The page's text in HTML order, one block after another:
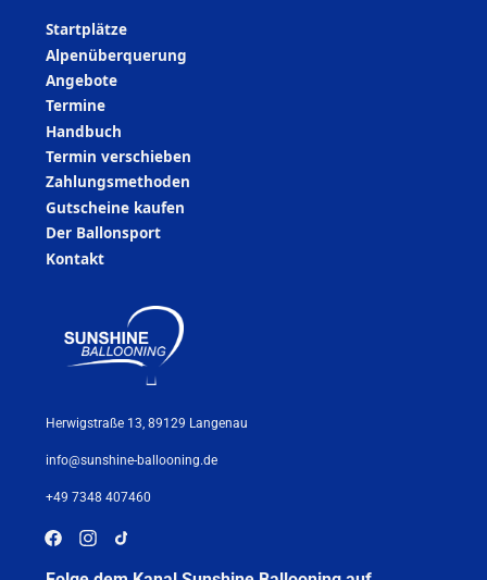
Startplätze
Alpenüberquerung
Angebote
Termine
Handbuch
Termin verschieben
Zahlungsmethoden
Gutscheine kaufen
Der Ballonsport
Kontakt
Herwigstraße 13, 89129 Langenau
info@sunshine-ballooning.de
+49 7348 407460